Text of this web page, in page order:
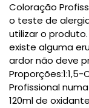
Coloração
o teste de
utilizar o
existe alguma
ardor não deve
Profissional
120ml de